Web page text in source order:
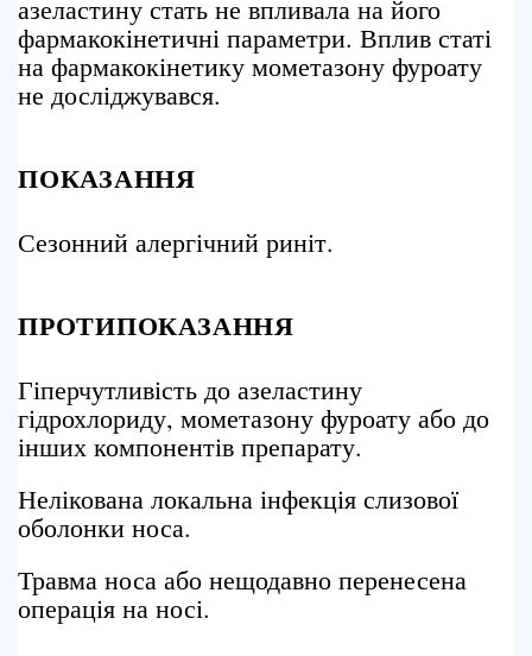
азеластину стать не впливала на його
фармакокінетичні параметри. Вплив статі
на фармакокінетику мометазону фуроату
не досліджувався.
ПОКАЗАННЯ
Сезонний алергічний риніт.
ПРОТИПОКАЗАННЯ
Гіперчутливість до азеластину
гідрохлориду, мометазону фуроату або до
інших компонентів препарату.
Нелікована локальна інфекція слизової
оболонки носа.
Травма носа або нещодавно перенесена
операція на носі.